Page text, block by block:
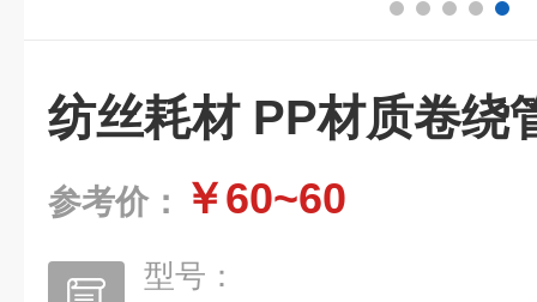
纺丝耗材 PP材质卷绕
参考价： ￥60~60
型号：